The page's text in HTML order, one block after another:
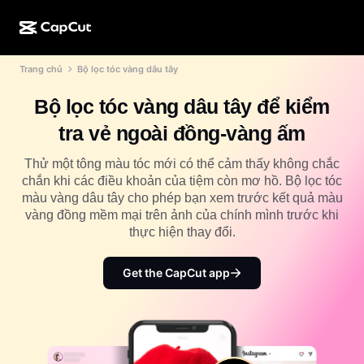
CapCut trên web
CapCut Pad
CapCut cho di động
Dreamina AI
Tạo bằng AI
Thiết kế bằng AI
Studio tạo video
Trình tạo video bằng AI
Trình tạo hình ảnh bằng AI
Dreamina Seedance 2.5
Nano Banana Pro
Gemini Omni
Tính năng
Công cụ AI
Trình chỉnh sửa và tạo video
Trình chỉnh sửa và tạo hình ảnh
Trình tạo và chỉnh sửa giọng nói
Mạng xã hội
Mẫu ngày lễ
Xem thêm
Mẫu cho ngày kỷ niệm
Giới thiệu
Cộng đồng
Sáng kiến
Tiếp thị liên kết
Chương trình người tiên phong
Chương trình đối tác sáng tạo
Trang chủ Bộ lọc tóc vàng dâu tây
Bộ lọc tóc vàng dâu tây để kiểm
tra vẻ ngoài đồng-vàng ấm
Thử một tông màu tóc mới có thể cảm thấy không chắc
chắn khi các điều khoản của tiệm còn mơ hồ. Bộ lọc tóc
màu vàng dâu tây cho phép bạn xem trước kết quả màu
vàng đồng mềm mại trên ảnh của chính mình trước khi
thực hiện thay đổi.
Get the CapCut app